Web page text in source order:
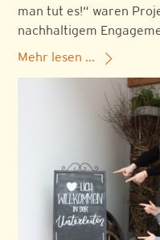
man tut es!“ waren
nachhaltigem
Mehr lesen ...